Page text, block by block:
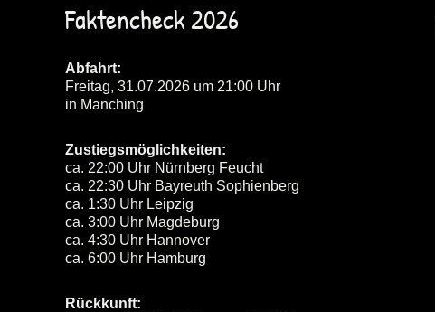
Faktencheck 2026
Abfahrt:
Freitag, 31.07.2026 um 21:00 Uhr
in Manching
Zustiegsmöglichkeiten:
ca. 22:00 Uhr Nürnberg Feucht
ca. 22:30 Uhr Bayreuth Sophienberg
ca. 1:30 Uhr Leipzig
ca. 3:00 Uhr Magdeburg
ca. 4:30 Uhr Hannover
ca. 6:00 Uhr Hamburg
Rückkunft: